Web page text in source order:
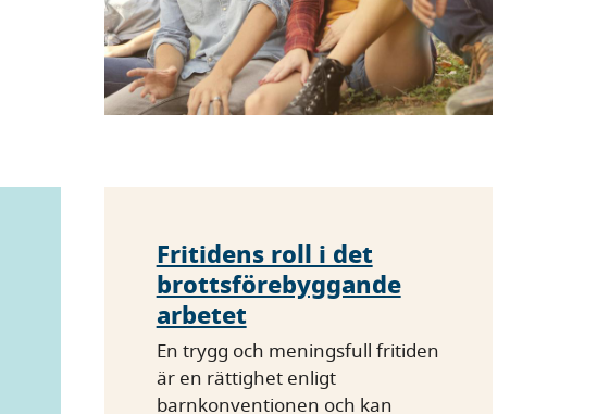
Fritidens roll i det
brottsförebyggande
arbetet
En trygg och meningsfull fritiden
är en rättighet enligt
barnkonventionen och kan